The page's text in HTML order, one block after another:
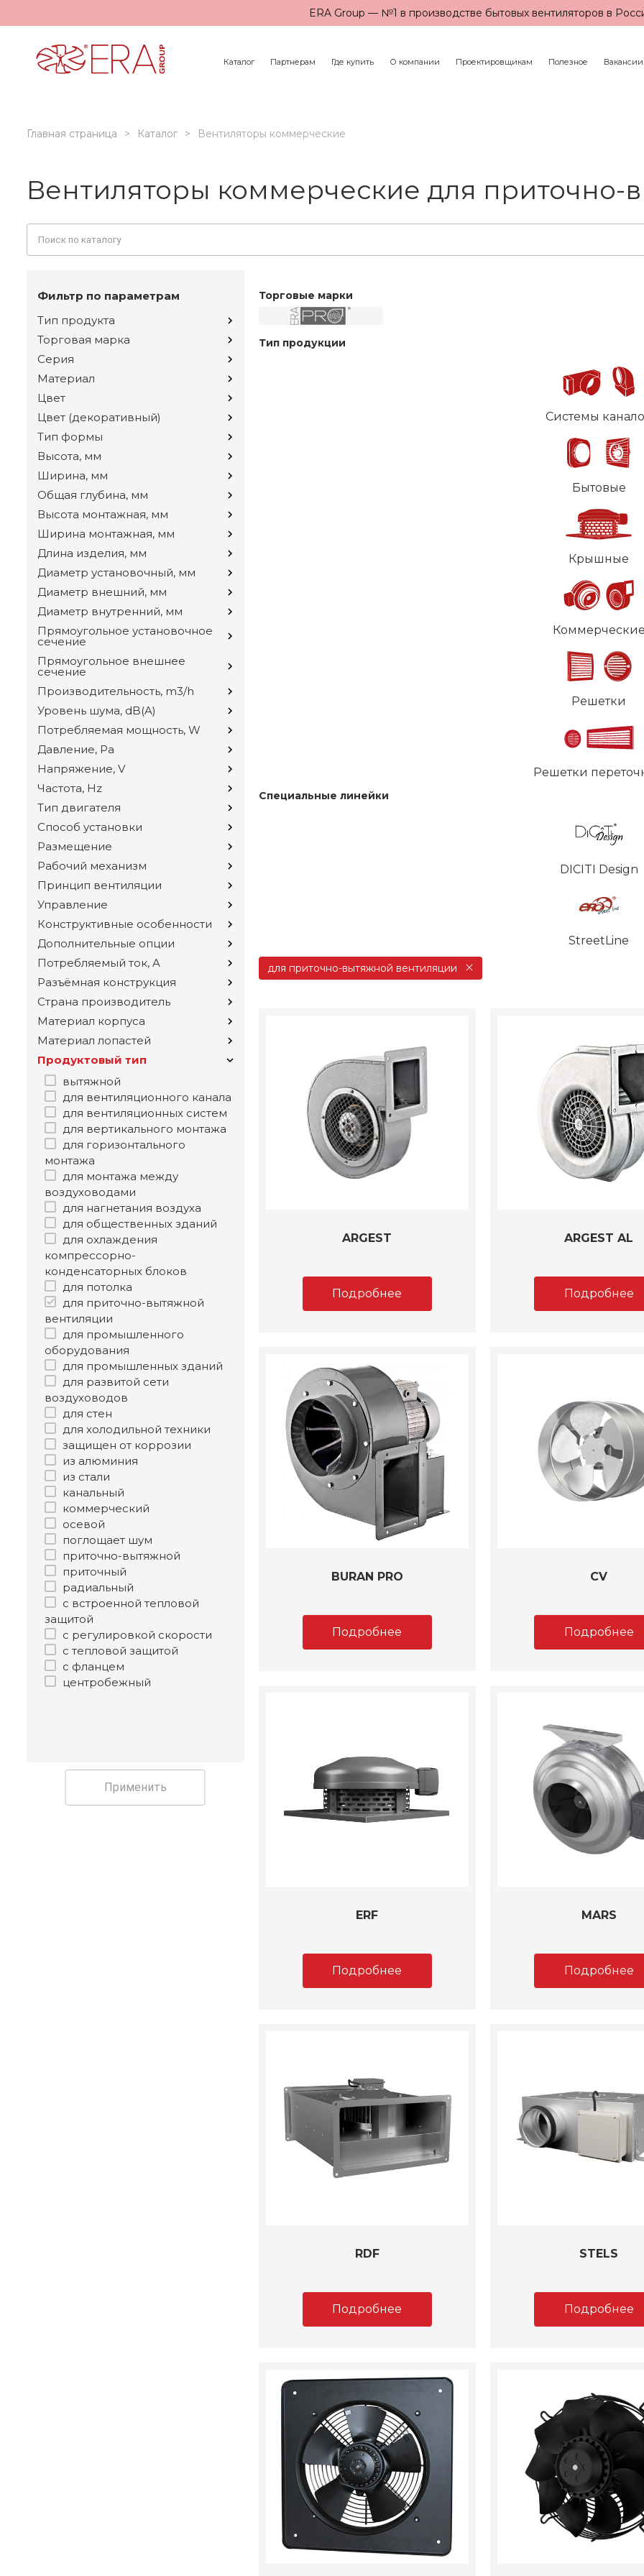
ERA Group — №1 в производстве бытовых вентиляторов в
Каталог Партнерам Где купить О компании Проектировщикам Полезное Вакансии
Главная страница Каталог Вентиляторы коммерческие
Вентиляторы коммерческие для приточно-
Фильтр по параметрам
Тип продукта
Торговая марка
Серия
Материал
Цвет
Цвет (декоративный)
Тип формы
Высота, мм
Ширина, мм
Общая глубина, мм
Высота монтажная, мм
Ширина монтажная, мм
Длина изделия, мм
Диаметр установочный, мм
Диаметр внешний, мм
Диаметр внутренний, мм
Прямоугольное установочное
сечение
Прямоугольное внешнее
сечение
Производительность, m3/h
Уровень шума, dB(A)
Потребляемая мощность, W
Давление, Pa
Напряжение, V
Частота, Hz
Тип двигателя
Способ установки
Размещение
Рабочий механизм
Принцип вентиляции
Управление
Конструктивные особенности
Дополнительные опции
Потребляемый ток, A
Разъёмная конструкция
Страна производитель
Материал корпуса
Материал лопастей
Продуктовый тип
вытяжной
для вентиляционного канала
для вентиляционных систем
для вертикального монтажа
для горизонтального
монтажа
для монтажа между
воздуховодами
для нагнетания воздуха
для общественных зданий
для охлаждения
компрессорно-
конденсаторных блоков
для потолка
для приточно-вытяжной
вентиляции
для промышленного
оборудования
для промышленных зданий
для развитой сети
воздуховодов
для стен
для холодильной техники
защищен от коррозии
из алюминия
из стали
канальный
коммерческий
осевой
поглощает шум
приточно-вытяжной
приточный
радиальный
с встроенной тепловой
защитой
с регулировкой скорости
с тепловой защитой
с фланцем
центробежный
Применить
Торговые марки
Тип продукции
Системы
Бытовые
Крышные
Решетки
Решетки
Специальные линейки
DICITI Design
StreetLine
для приточно-вытяжной вентиляции
ARGEST
Подробнее
ARGEST AL
Подробнее
BURAN PRO
Подробнее
CV
Подробнее
ERF
Подробнее
MARS
Подробнее
RDF
Подробнее
STELS
Подробнее